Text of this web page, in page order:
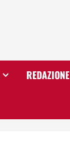
REDAZIONE